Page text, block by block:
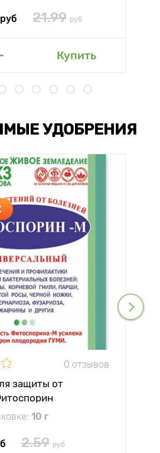
руб 21.99 руб
Купить
УДОБРЕНИЯ
0 отзывов
защиты от
10 г
2.59 руб